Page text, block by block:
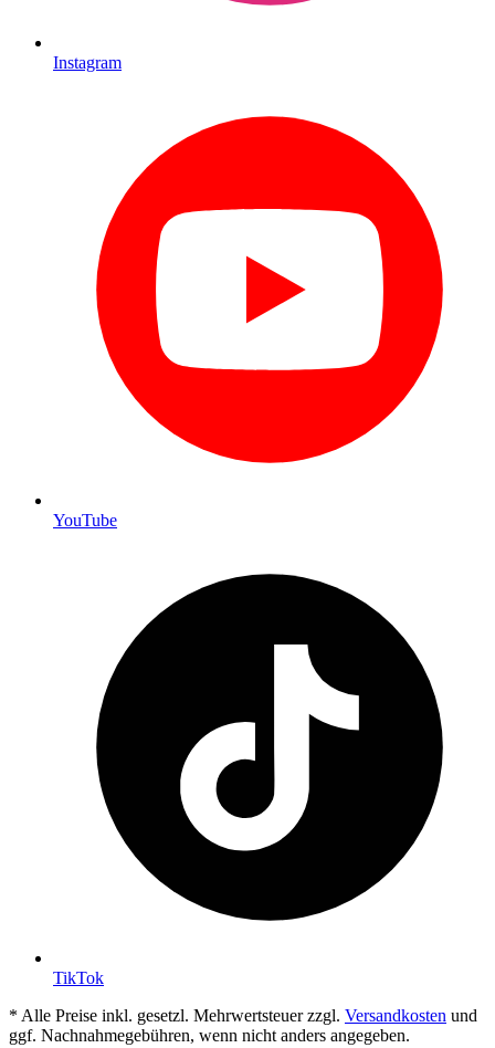
Instagram
YouTube
TikTok
* Alle Preise inkl. gesetzl. Mehrwertsteuer zzgl. Versandkosten und
ggf. Nachnahmegebühren, wenn nicht anders angegeben.